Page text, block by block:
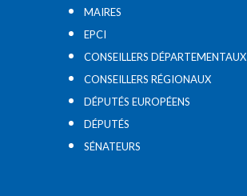
MAIRES
EPCI
CONSEILLERS DÉPARTEMENTAUX
CONSEILLERS RÉGIONAUX
DÉPUTÉS EUROPÉENS
DÉPUTÉS
SÉNATEURS